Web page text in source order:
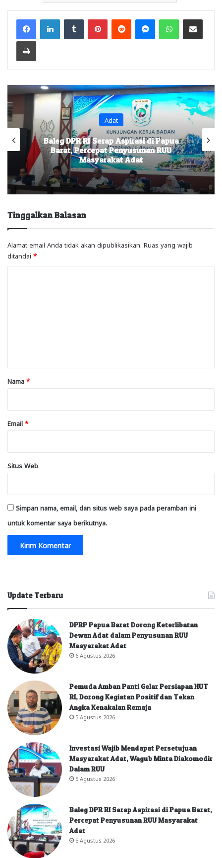
FacebookLinkedInTumblr PinterestReddit MessengerWhatsAppShare via Email
Print
Adat
Baleg DPR RI Serap Aspirasi di Papua
Barat, Percepat Penyusunan RUU
Masyarakat Adat
Tinggalkan Balasan
Alamat email Anda tidak akan dipublikasikan. Ruas yang wajib
ditandai *
rNama *
Email *
Situs Web
Simpan nama, email, dan situs web saya pada peramban ini
untuk komentar saya berikutnya.
Update Terbaru
DPRP Papua Barat Dorong Keterlibatan
Dewan Adat dalam Penyusunan RUU
Masyarakat Adat
6 Agustus 2026
Pemuda Amban Panti Gelar Persiapan HUT
RI, Dorong Kegiatan Positif dan Tekan
Angka Kenakalan Remaja
5 Agustus 2026
Investasi Wajib Mendapat Persetujuan
Masyarakat Adat, Wagub Minta Diakomodir
Dalam RUU
5 Agustus 2026
Baleg DPR RI Serap Aspirasi di Papua Barat,
Percepat Penyusunan RUU Masyarakat
Adat
5 Agustus 2026